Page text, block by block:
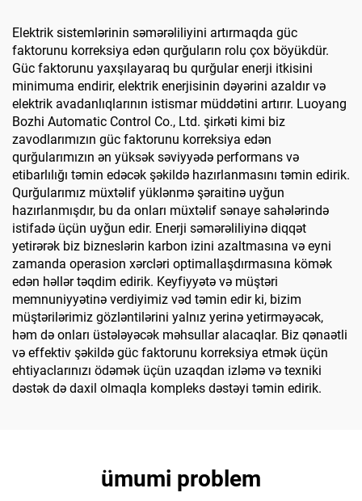
Elektrik sistemlərinin səmərəliliyini artırmaqda güc
faktorunu korreksiya edən qurğuların rolu çox böyükdür.
Güc faktorunu yaxşılayaraq bu qurğular enerji itkisini
minimuma endirir, elektrik enerjisinin dəyərini azaldır və
elektrik avadanlıqlarının istismar müddətini artırır. Luoyang
Bozhi Automatic Control Co., Ltd. şirkəti kimi biz
zavodlarımızın güc faktorunu korreksiya edən
qurğularımızın ən yüksək səviyyədə performans və
etibarlılığı təmin edəcək şəkildə hazırlanmasını təmin edirik.
Qurğularımız müxtəlif yüklənmə şəraitinə uyğun
hazırlanmışdır, bu da onları müxtəlif sənaye sahələrində
istifadə üçün uyğun edir. Enerji səmərəliliyinə diqqət
yetirərək biz bizneslərin karbon izini azaltmasına və eyni
zamanda operasion xərcləri optimallaşdırmasına kömək
edən həllər təqdim edirik. Keyfiyyətə və müştəri
memnuniyyətinə verdiyimiz vəd təmin edir ki, bizim
müştərilərimiz gözləntilərini yalnız yerinə yetirməyəcək,
həm də onları üstələyəcək məhsullar alacaqlar. Biz qənaətli
və effektiv şəkildə güc faktorunu korreksiya etmək üçün
ehtiyaclarınızı ödəmək üçün uzaqdan izləmə və texniki
dəstək də daxil olmaqla kompleks dəstəyi təmin edirik.
ümumi problem